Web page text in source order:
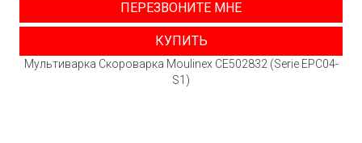
ПЕРЕЗВОНИТЕ МНЕ
КУПИТЬ
Мультиварка Скороварка Moulinex CE502832 (Serie EPC04-
S1)